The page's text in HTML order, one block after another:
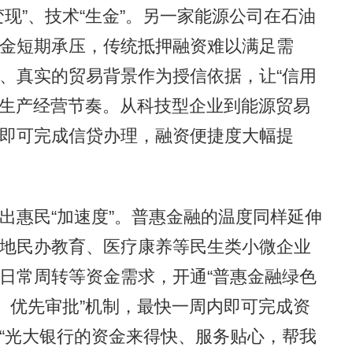
”、技术“生金”。另一家能源公司在石油
短期承压，传统抵押融资难以满足需
真实的贸易背景作为授信依据，让“信用
产经营节奏。从科技型企业到能源贸易
可完成信贷办理，融资便捷度大幅提
民“加速度”。普惠金融的温度同样延伸
民办教育、医疗康养等民生类小微企业
常周转等资金需求，开通“普惠金融绿色
优先审批”机制，最快一周内即可完成资
大银行的资金来得快、服务贴心，帮我